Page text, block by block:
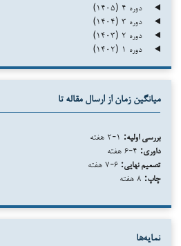
دوره ۴ (۱۴۰۵)
دوره ۳ (۱۴۰۴)
دوره ۲ (۱۴۰۳)
دوره ۱ (۱۴۰۲)
میانگین زمان از ارسال مقاله تا
بررسی اولیه:
داوری:
تصمیم نهایی:
چاپ:
نمایه‌ها